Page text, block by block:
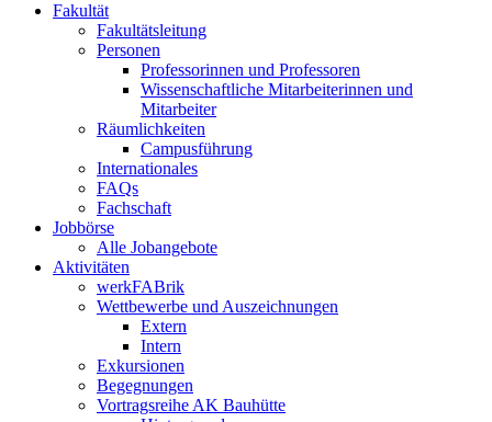
Fakultät
Fakultätsleitung
Personen
Professorinnen und Professoren
Wissenschaftliche Mitarbeiterinnen und
Mitarbeiter
Räumlichkeiten
Campusführung
Internationales
FAQs
Fachschaft
Jobbörse
Alle Jobangebote
Aktivitäten
werkFABrik
Wettbewerbe und Auszeichnungen
Extern
Intern
Exkursionen
Begegnungen
Vortragsreihe AK Bauhütte